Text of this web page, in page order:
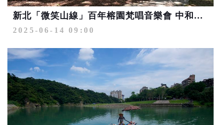
新北「微笑山線」百年榕園梵唱音樂會 中和圓通寺6/14療癒登場
2025-06-14 09:00